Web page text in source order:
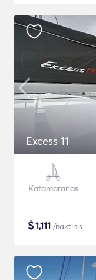
Excess 11
Katamaranas
$1,111 /naktinis